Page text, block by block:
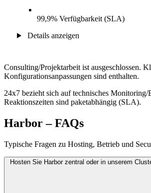
99,9% Verfügbarkeit (SLA)
Details anzeigen
Consulting/Projektarbeit ist ausgeschlossen.
Konfigurationsanpassungen sind enthalten.
24x7 bezieht sich auf technisches Monitoring/
Reaktionszeiten sind paketabhängig (SLA).
Harbor – FAQs
Typische Fragen zu Hosting, Betrieb und
Hosten Sie Harbor zentral oder in unserem